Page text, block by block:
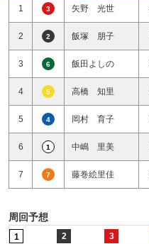
1 3 矢野 光世
2 2 飯塚 朋子
3 6 飯田よしの
4 5 高橋 知里
5 4 岡村 育子
6 1 中嶋 里美
7 7 藤巻絵里佳
周回予想
1 2 3